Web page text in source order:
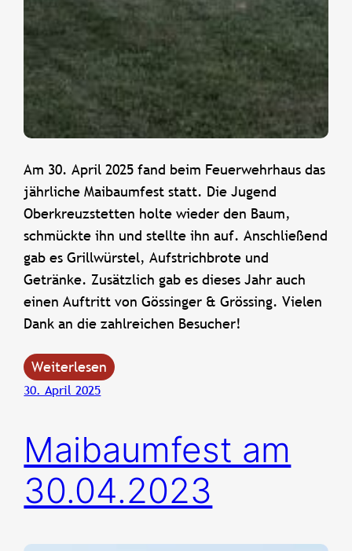
Am 30. April 2025 fand beim Feuerwehrhaus das
jährliche Maibaumfest statt. Die Jugend
Oberkreuzstetten holte wieder den Baum,
schmückte ihn und stellte ihn auf. Anschließend
gab es Grillwürstel, Aufstrichbrote und
Getränke. Zusätzlich gab es dieses Jahr auch
einen Auftritt von Gössinger & Grössing. Vielen
Dank an die zahlreichen Besucher!
Weiterlesen
30. April 2025
Maibaumfest am
30.04.2023